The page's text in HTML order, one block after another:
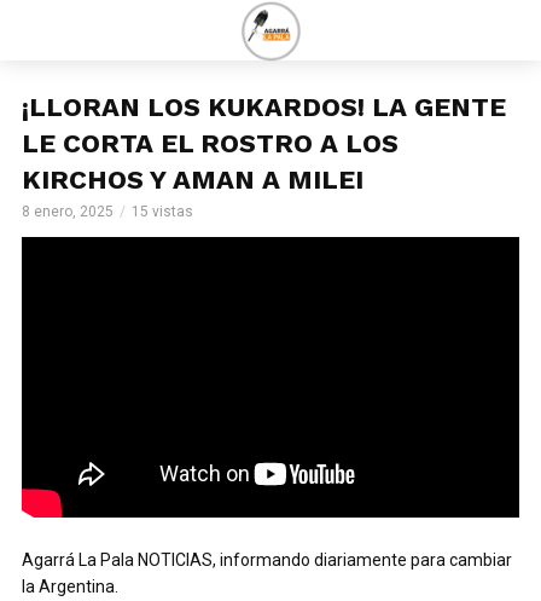
¡LLORAN LOS KUKARDOS! LA GENTE
LE CORTA EL ROSTRO A LOS
KIRCHOS Y AMAN A MILEI
8 enero, 2025 15 vistas
Agarrá La Pala NOTICIAS, informando diariamente para cambiar
la Argentina.